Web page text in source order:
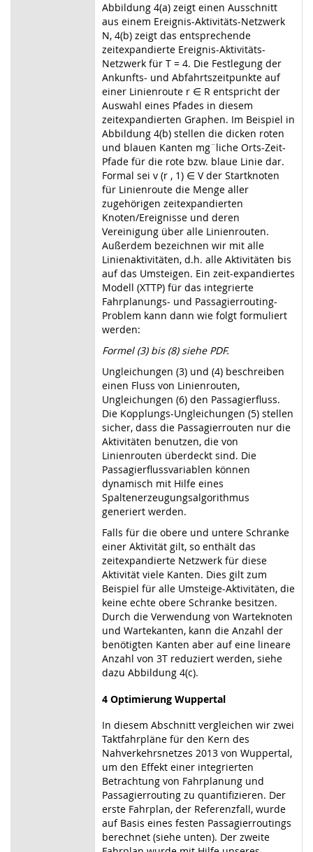
Abbildung 4(a) zeigt einen Ausschnitt
aus einem Ereignis-Aktivitäts-Netzwerk
N, 4(b) zeigt das entsprechende
zeitexpandierte Ereignis-Aktivitäts-
Netzwerk für T = 4. Die Festlegung der
Ankunfts- und Abfahrtszeitpunkte auf
einer Linienroute r ∈ R entspricht der
Auswahl eines Pfades in diesem
zeitexpandierten Graphen. Im Beispiel in
Abbildung 4(b) stellen die dicken roten
und blauen Kanten mg¨liche Orts-Zeit-
Pfade für die rote bzw. blaue Linie dar.
Formal sei v (r , 1) ∈ V der Startknoten
für Linienroute die Menge aller
zugehörigen zeitexpandierten
Knoten/Ereignisse und deren
Vereinigung über alle Linienrouten.
Außerdem bezeichnen wir mit alle
Linienaktivitäten, d.h. alle Aktivitäten bis
auf das Umsteigen. Ein zeit-expandiertes
Modell (XTTP) für das integrierte
Fahrplanungs- und Passagierrouting-
Problem kann dann wie folgt formuliert
werden:
Formel (3) bis (8) siehe PDF.
Ungleichungen (3) und (4) beschreiben
einen Fluss von Linienrouten,
Ungleichungen (6) den Passagierfluss.
Die Kopplungs-Ungleichungen (5) stellen
sicher, dass die Passagierrouten nur die
Aktivitäten benutzen, die von
Linienrouten überdeckt sind. Die
Passagierflussvariablen können
dynamisch mit Hilfe eines
Spaltenerzeugungsalgorithmus
generiert werden.
Falls für die obere und untere Schranke
einer Aktivität gilt, so enthält das
zeitexpandierte Netzwerk für diese
Aktivität viele Kanten. Dies gilt zum
Beispiel für alle Umsteige-Aktivitäten, die
keine echte obere Schranke besitzen.
Durch die Verwendung von Warteknoten
und Wartekanten, kann die Anzahl der
benötigten Kanten aber auf eine lineare
Anzahl von 3T reduziert werden, siehe
dazu Abbildung 4(c).
4 Optimierung Wuppertal
In diesem Abschnitt vergleichen wir zwei
Taktfahrpläne für den Kern des
Nahverkehrsnetzes 2013 von Wuppertal,
um den Effekt einer integrierten
Betrachtung von Fahrplanung und
Passagierrouting zu quantifizieren. Der
erste Fahrplan, der Referenzfall, wurde
auf Basis eines festen Passagierroutings
berechnet (siehe unten). Der zweite